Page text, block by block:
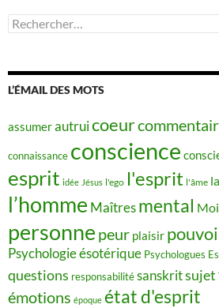
Rechercher :
L’ÉMAIL DES MOTS
assumerautruicoeur
connaissance conscience
esprit idée Jésus l'ego l'esprit l'âme
l’homme Maîtres mental
personne peur plaisir
Psychologie ésotérique Psychologues
questions responsabilitésanskritsujet
émotions époque état d'esprit